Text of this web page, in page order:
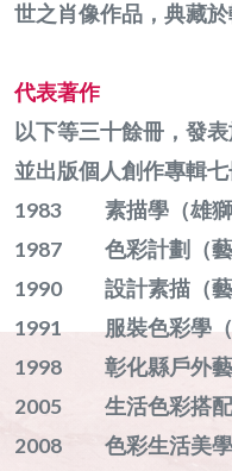
世之肖像作品，典藏
代表著作
以下等三十餘冊，發
並出版個人創作專輯
1983 素描學（雄獅
1987 色彩計劃（藝
1990 設計素描（藝
1991 服裝色彩學（
1998 彰化縣戶外藝
2005 生活色彩搭配
2008 色彩生活美學